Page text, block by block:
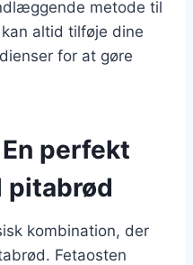
metode til
altid tilføje dine
for at gøre
perfekt
pitabrød
kombination, der
Fetaosten